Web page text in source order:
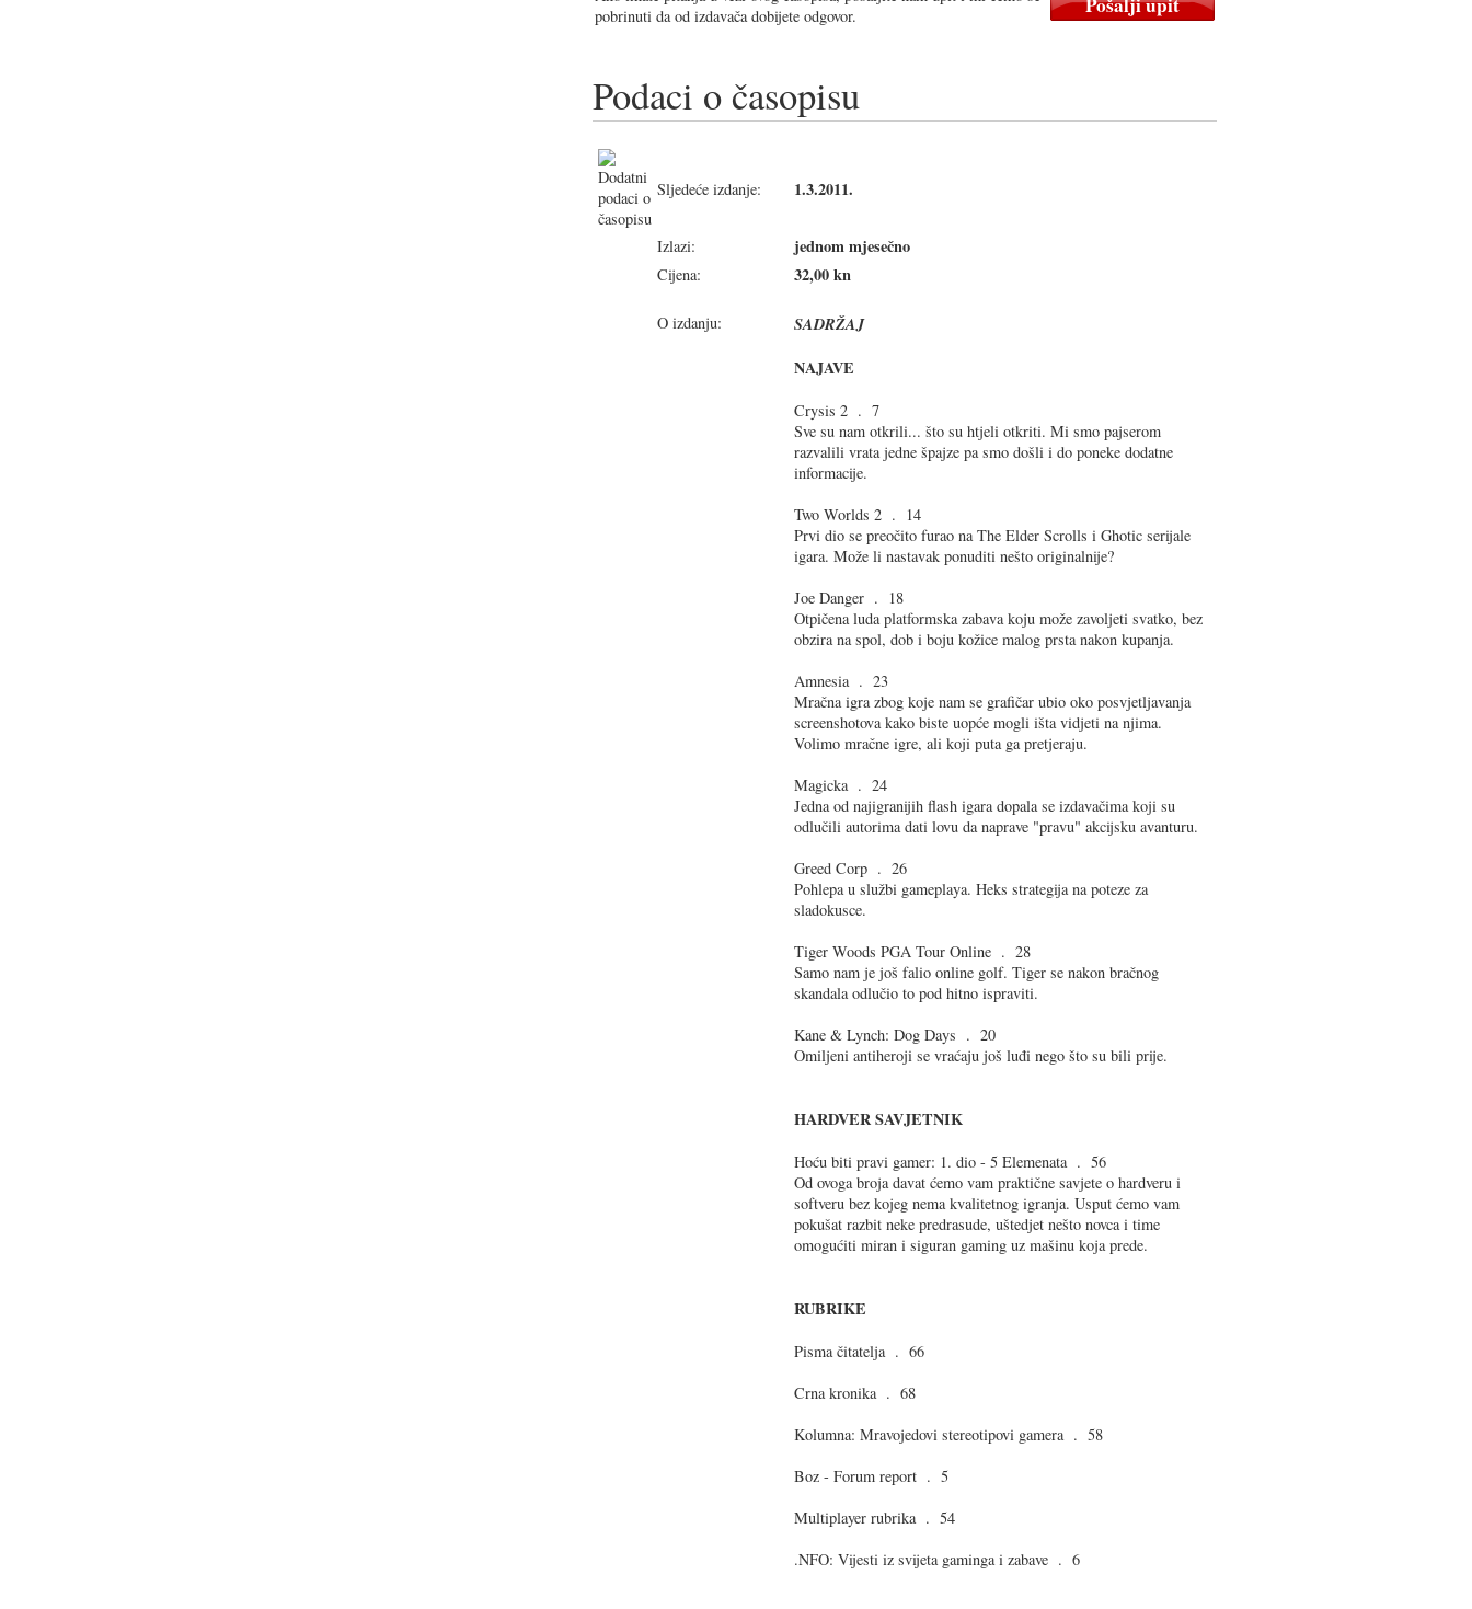
pobrinuti da od izdavača dobijete odgovor.
Podaci o časopisu
Sljedeće izdanje: 1.3.2011.
Izlazi: jednom mjesečno
Cijena: 32,00 kn
O izdanju:
SADRŽAJ
NAJAVE
Crysis 2 . 7
Sve su nam otkrili... što su htjeli otkriti. Mi smo pajserom
razvalili vrata jedne špajze pa smo došli i do poneke dodatne
informacije.
Two Worlds 2 . 14
Prvi dio se preočito furao na The Elder Scrolls i Ghotic serijale
igara. Može li nastavak ponuditi nešto originalnije?
Joe Danger . 18
Otpičena luda platformska zabava koju može zavoljeti svatko, bez
obzira na spol, dob i boju kožice malog prsta nakon kupanja.
Amnesia . 23
Mračna igra zbog koje nam se grafičar ubio oko posvjetljavanja
screenshotova kako biste uopće mogli išta vidjeti na njima.
Volimo mračne igre, ali koji puta ga pretjeraju.
Magicka . 24
Jedna od najigranijih flash igara dopala se izdavačima koji su
odlučili autorima dati lovu da naprave "pravu" akcijsku avanturu.
Greed Corp . 26
Pohlepa u službi gameplaya. Heks strategija na poteze za
sladokusce.
Tiger Woods PGA Tour Online . 28
Samo nam je još falio online golf. Tiger se nakon bračnog
skandala odlučio to pod hitno ispraviti.
Kane & Lynch: Dog Days . 20
Omiljeni antiheroji se vraćaju još luđi nego što su bili prije.
HARDVER SAVJETNIK
Hoću biti pravi gamer: 1. dio - 5 Elemenata . 56
Od ovoga broja davat ćemo vam praktične savjete o hardveru i
softveru bez kojeg nema kvalitetnog igranja. Usput ćemo vam
pokušat razbit neke predrasude, uštedjet nešto novca i time
omogućiti miran i siguran gaming uz mašinu koja prede.
RUBRIKE
Pisma čitatelja . 66
Crna kronika . 68
Kolumna: Mravojedovi stereotipovi gamera . 58
Boz - Forum report . 5
Multiplayer rubrika . 54
.NFO: Vijesti iz svijeta gaminga i zabave . 6